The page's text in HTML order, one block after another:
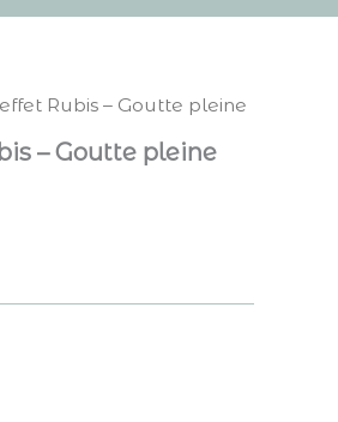
Rubis – Goutte pleine
– Goutte pleine